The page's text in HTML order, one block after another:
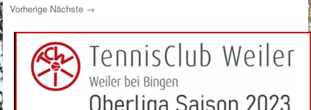
Vorherige Nächste →